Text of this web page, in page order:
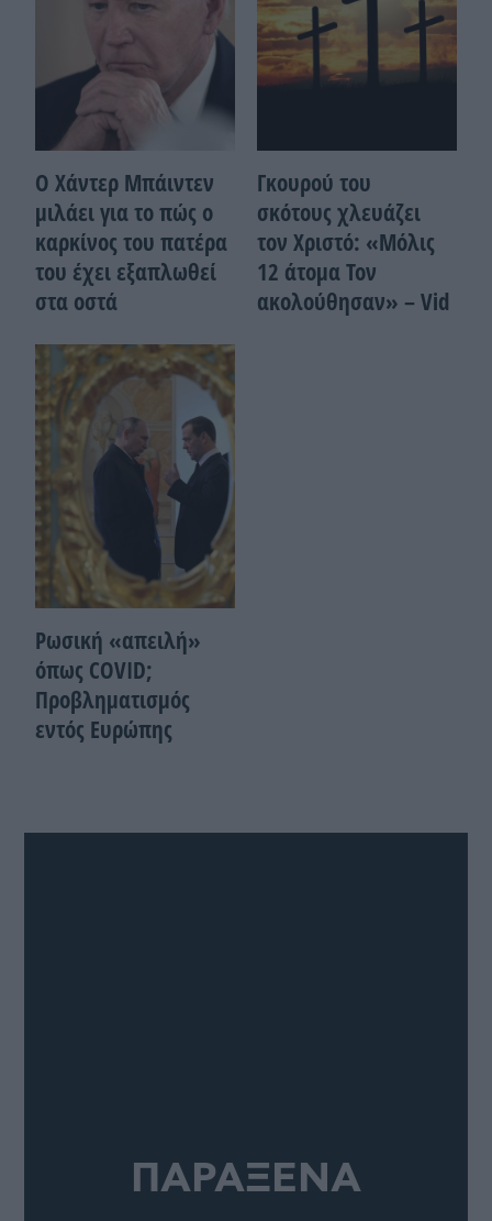
Ο Χάντερ Μπάιντεν
μιλάει για το πώς ο
καρκίνος του πατέρα
του έχει εξαπλωθεί
στα οστά
Γκουρού του
σκότους χλευάζει
τον Χριστό: «Μόλις
12 άτομα Τον
ακολούθησαν» – Vid
Ρωσική «απειλή»
όπως COVID;
Προβληματισμός
εντός Ευρώπης
ΠΑΡΑΞΕΝΑ